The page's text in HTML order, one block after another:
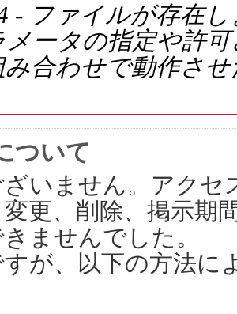
- ファイルが存在
メータの指定や許
み合わせで動作さ
ついて
いません。アクセ
更、削除、掲示期
ませんでした。
が、以下の方法に